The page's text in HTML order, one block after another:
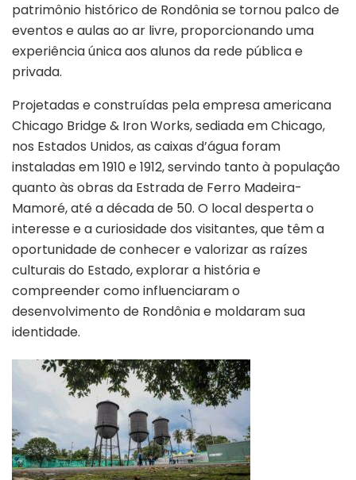
patrimônio histórico de Rondônia se tornou palco de
eventos e aulas ao ar livre, proporcionando uma
experiência única aos alunos da rede pública e
privada.
Projetadas e construídas pela empresa americana
Chicago Bridge & Iron Works, sediada em Chicago,
nos Estados Unidos, as caixas d’água foram
instaladas em 1910 e 1912, servindo tanto à população
quanto às obras da Estrada de Ferro Madeira-
Mamoré, até a década de 50. O local desperta o
interesse e a curiosidade dos visitantes, que têm a
oportunidade de conhecer e valorizar as raízes
culturais do Estado, explorar a história e
compreender como influenciaram o
desenvolvimento de Rondônia e moldaram sua
identidade.